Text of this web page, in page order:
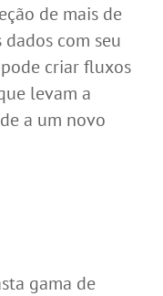
de mais de
com seu
criar fluxos
levam a
a um novo
gama de